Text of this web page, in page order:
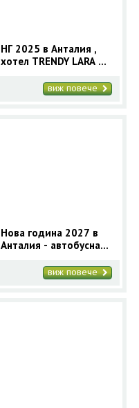
НГ 2025 в Анталия ,
хотел TRENDY LARA 5*
виж повече
Нова година 2027 в
Анталия - автобусна
нощувки виж повече